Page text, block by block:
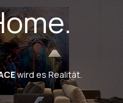
wird es Realität.